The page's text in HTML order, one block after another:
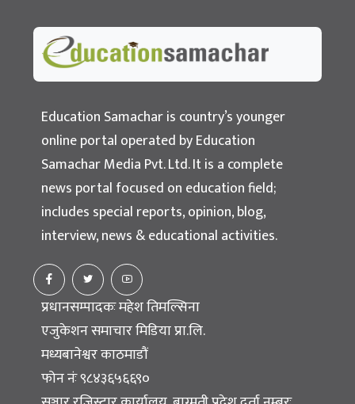
Education Samachar
Nepal's No.1 Educational News Portal
Education Samachar is country’s younger
online portal operated by Education
Samachar Media Pvt. Ltd. It is a complete
news portal focused on education field;
includes special reports, opinion, blog,
interview, news & educational activities.
प्रधानसम्पादकः महेश तिमल्सिना
एजुकेशन समाचार मिडिया प्रा.लि.
मध्यबानेश्वर काठमाडौं
फोन नंः ९८४३६५६६९०